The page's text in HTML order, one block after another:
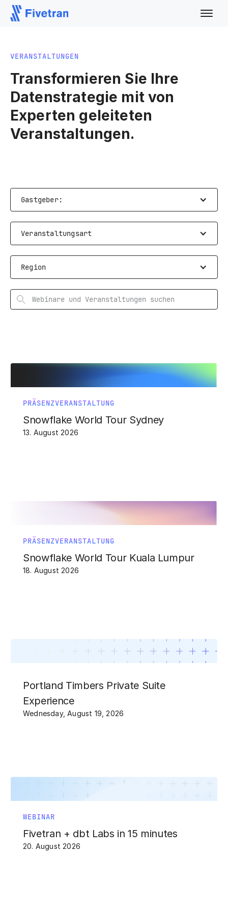
VERANSTALTUNGEN
Transformieren Sie Ihre
Datenstrategie mit von
Experten geleiteten
Veranstaltungen.
Gastgeber:
Veranstaltungsart
Region
PRÄSENZVERANSTALTUNG
Snowflake World Tour Sydney
13. August 2026
PRÄSENZVERANSTALTUNG
Snowflake World Tour Kuala Lumpur
18. August 2026
Portland Timbers Private Suite
Experience
Wednesday, August 19, 2026
WEBINAR
Fivetran + dbt Labs in 15 minutes
20. August 2026